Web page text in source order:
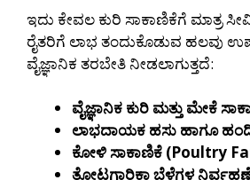
ಇದು ಕೇವಲ ಕುರಿ ಸಾಕಾಣಿಕೆಗೆ ಮಾತ್ರ
ರೈತರಿಗೆ ಲಾಭ ತಂದುಕೊಡುವ ಹಲವು
ವೈಜ್ಞಾನಿಕ ತರಬೇತಿ ನೀಡಲಾಗುತ್ತದೆ:
ವೈಜ್ಞಾನಿಕ ಕುರಿ ಮತ್ತು ಮೇಕೆ
ಲಾಭದಾಯಕ ಹಸು ಹಾಗೂ
ಕೋಳಿ ಸಾಕಾಣಿಕೆ (Poultry
ತೋಟಗಾರಿಕಾ ಬೆಳೆಗಳ ನಿರ್ವಹಣೆ